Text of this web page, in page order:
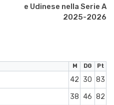
e Udinese nella Serie A
2025-2026
M DG Pt
42 30 83
38 46 82